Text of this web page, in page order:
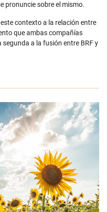
pronuncie sobre el mismo.
contexto a la relación entre
que ambas compañías
segunda a la fusión entre BRF y